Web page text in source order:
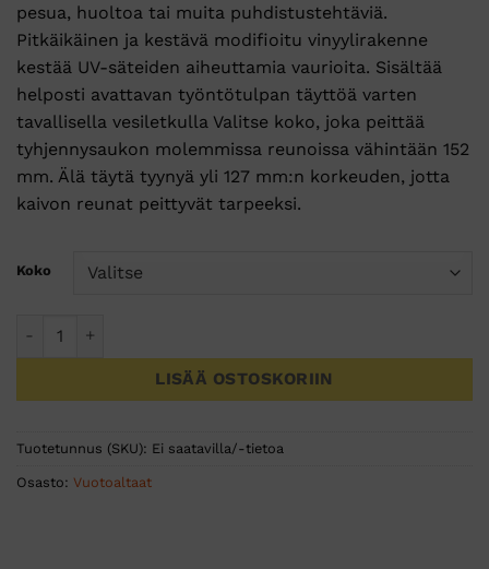
pesua, huoltoa tai muita puhdistustehtäviä.
Pitkäikäinen ja kestävä modifioitu vinyylirakenne
kestää UV-säteiden aiheuttamia vaurioita. Sisältää
helposti avattavan työntötulpan täyttöä varten
tavallisella vesiletkulla Valitse koko, joka peittää
tyhjennysaukon molemmissa reunoissa vähintään 152
mm. Älä täytä tyynyä yli 127 mm:n korkeuden, jotta
kaivon reunat peittyvät tarpeeksi.
Koko
LISÄÄ OSTOSKORIIN
Tuotetunnus (SKU): Ei saatavilla/-tietoa
Osasto: Vuotoaltaat